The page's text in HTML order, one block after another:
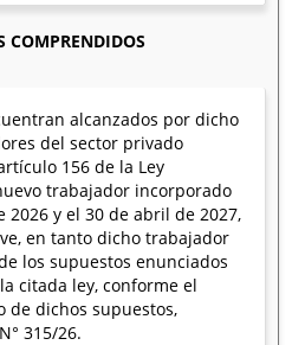
COMPRENDIDOS
alcanzados por dicho
del sector privado
156 de la Ley
trabajador incorporado
2026 y el 30 de abril de 2027,
en tanto dicho trabajador
los supuestos enunciados
citada ley, conforme el
de dichos supuestos,
315/26.